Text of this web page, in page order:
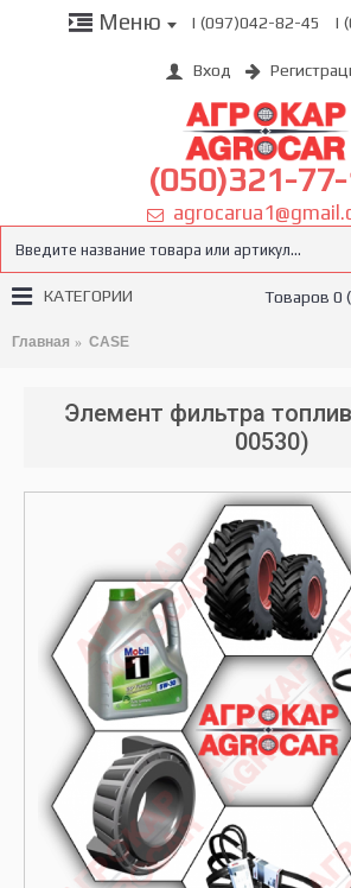
Меню | (097)042-82-45 |
Вход
(050)321-
Товаров 0
КАТЕГОРИИ
Главная CASE
Элемент фильтра
00530)